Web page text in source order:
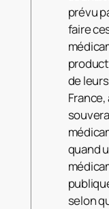
prévu
faire
de
quand
selon